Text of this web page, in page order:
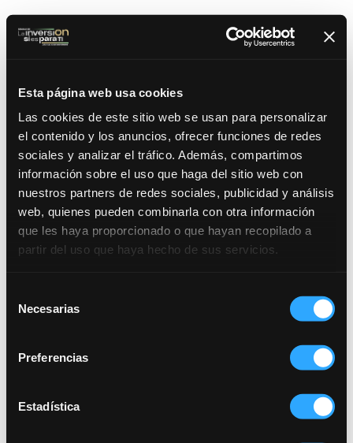
Esta página web usa cookies
Las cookies de este sitio web se usan para personalizar
el contenido y los anuncios, ofrecer funciones de redes
sociales y analizar el tráfico. Además, compartimos
información sobre el uso que haga del sitio web con
nuestros partners de redes sociales, publicidad y análisis
web, quienes pueden combinarla con otra información
que les haya proporcionado o que hayan recopilado a
partir del uso que haya hecho de sus servicios.
Necesarias
Preferencias
Estadística